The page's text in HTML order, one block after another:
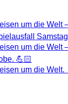
um die Welt
um die Welt
💪🏻
um die